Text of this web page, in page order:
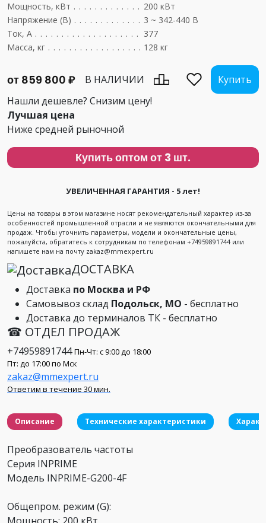
Мощность, кВт
200 кВт
Напряжение (В)
3 ~ 342-440 В
Ток, А
377
Масса, кг
128 кг
от 859 800 ₽ В НАЛИЧИИ
Купить
Нашли дешевле? Снизим цену!
Лучшая цена
Ниже средней рыночной
Купить оптом от 3 шт.
УВЕЛИЧЕННАЯ ГАРАНТИЯ - 5 лет!
Цены на товары в этом магазине носят рекомендательный характер из-за
особенностей промышленной отрасли и не являются окончательными для
продаж. Чтобы уточнить параметры, модели и окончательные цены,
пожалуйста, обратитесь к сотрудникам по телефонам +74959891744 или
напишете нам на почту zakaz@mmexpert.ru
ДОСТАВКА
Доставка по Москва и РФ
Самовывоз склад Подольск, МО - бесплатно
Доставка до терминалов ТК - бесплатно
☎ ОТДЕЛ ПРОДАЖ
+74959891744 Пн-Чт: с 9:00 до 18:00
Пт: до 17:00 по Мск
zakaz@mmexpert.ru
Ответим в течение 30 мин.
Описание Технические характеристики
Преобразователь частоты
Серия INPRIME
Модель INPRIME-G200-4F
Общепром. режим (G):